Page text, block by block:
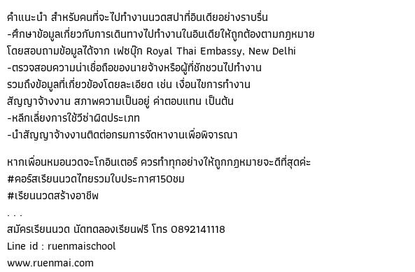
คำแนะนำ สำหรับคนที่จะไปทำงานนวดสปาที่อินเดียอย่างราบรื่น
-ศึกษาข้อมูลเกี่ยวกับการเดินทางไปทำงานในอินเดียให้ถูกต้องตามกฎหมาย
โดยสอบถามข้อมูลได้จาก เฟซบุ๊ก Royal Thai Embassy, New Delhi
-ตรวจสอบความน่าเชื่อถือของนายจ้างหรือผู้ที่ชักชวนไปทำงาน
รวมถึงข้อมูลที่เกี่ยวข้องโดยละเอียด เช่น เงื่อนไขการทํางาน
สัญญาจ้างงาน สภาพความเป็นอยู่ ค่าตอบแทน เป็นต้น
-หลีกเลี่ยงการใช้วีซ่าผิดประเภท
-นําสัญญาจ้างงานติดต่อกรมการจัดหางานเพื่อพิจารณา
หากเพื่อนหมอนวดจะโกอินเตอร์ ควรทำทุกอย่างให้ถูกกฎหมายจะดีที่สุดค่ะ
#คอร์สเรียนนวดไทยรวมใบประกาศ150ชม
#เรียนนวดสร้างอาชีพ
. . .
สมัครเรียนนวด นัดทดลองเรียนฟรี โทร 0892141118
Line id : ruenmaischool
www.ruenmai.com